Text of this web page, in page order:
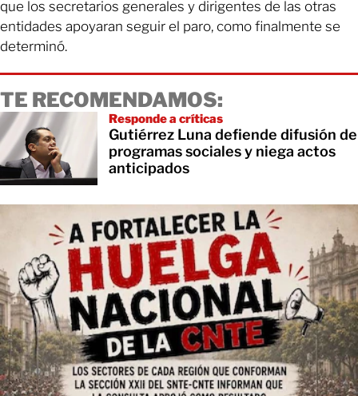
que los secretarios generales y dirigentes de las otras
entidades apoyaran seguir el paro, como finalmente se
determinó.
TE RECOMENDAMOS:
Responde a críticas
Gutiérrez Luna defiende difusión de
programas sociales y niega actos
anticipados